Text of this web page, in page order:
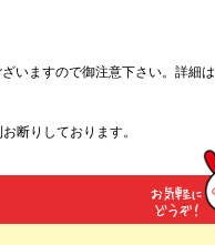
いますので御注意下さい。詳細
断りしております。